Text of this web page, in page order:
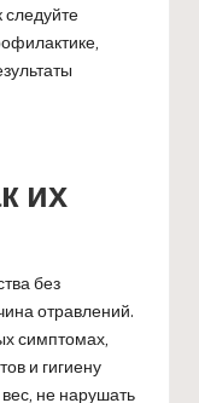
следуйте
их
без
отравлений.
симптомах,
и гигиену
не нарушать